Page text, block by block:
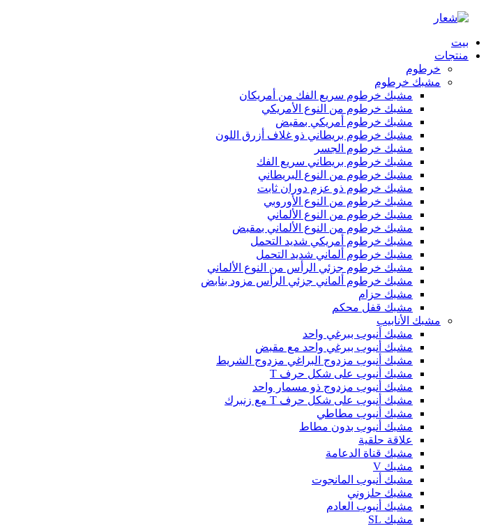
بيت
منتجات
خرطوم
مشبك خرطوم
مشبك خرطوم سريع الفك من أمريكان
مشبك خرطوم من النوع الأمريكي
مشبك خرطوم أمريكي بمقبض
مشبك خرطوم بريطاني ذو غلاف أزرق اللون
مشبك خرطوم الجسر
مشبك خرطوم بريطاني سريع الفك
مشبك خرطوم من النوع البريطاني
مشبك خرطوم ذو عزم دوران ثابت
مشبك خرطوم من النوع الأوروبي
مشبك خرطوم من النوع الألماني
مشبك خرطوم من النوع الألماني بمقبض
مشبك خرطوم أمريكي شديد التحمل
مشبك خرطوم ألماني شديد التحمل
مشبك خرطوم جزئي الرأس من النوع الألماني
مشبك خرطوم ألماني جزئي الرأس مزود بنابض
مشبك حزام
مشبك قفل محكم
مشبك الأنابيب
مشبك أنبوب ببرغي واحد
مشبك أنبوب ببرغي واحد مع مقبض
مشبك أنبوب مزدوج البراغي مزدوج الشريط
مشبك أنبوب على شكل حرف T
مشبك أنبوب مزدوج ذو مسمار واحد
مشبك أنبوب على شكل حرف T مع زنبرك
مشبك أنبوب مطاطي
مشبك أنبوب بدون مطاط
علاقة حلقية
مشبك قناة الدعامة
مشبك V
مشبك أنبوب المانجوت
مشبك حلزوني
مشبك أنبوب العادم
مشبك SL